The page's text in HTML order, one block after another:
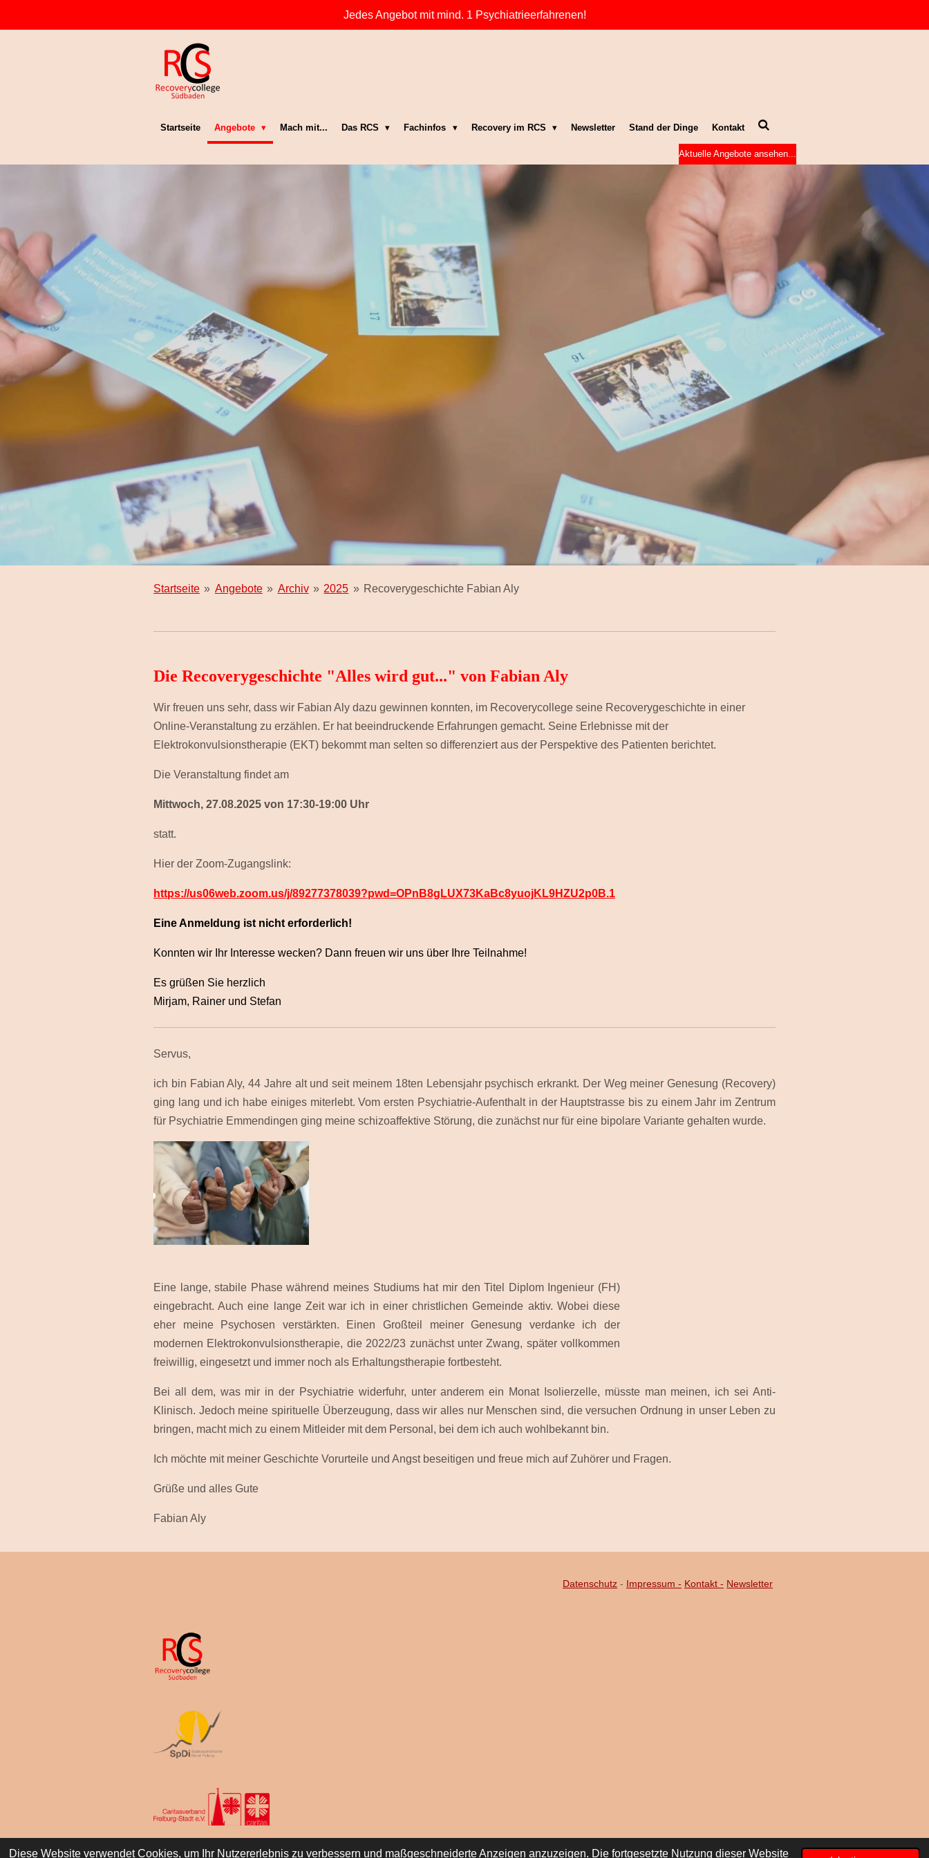
Diese Website verwendet Cookies, um Ihr Nutzererlebnis zu verbessern und maßgeschneiderte Anzeigen anzuzeigen. Die fortgesetzte Nutzung dieser Website
Jedes Angebot mit mind. 1 Psychiatrieerfahrenen!
Startseite Angebote Mach mit... Das RCS Fachinfos Recovery im RCS Newsletter Stand der Dinge Kontakt
Aktuelle Angebote ansehen...
Startseite » Angebote » Archiv » 2025 » Recoverygeschichte Fabian Aly
Die Recoverygeschichte "Alles wird gut..." von Fabian Aly
Wir freuen uns sehr, dass wir Fabian Aly dazu gewinnen konnten, im Recoverycollege seine Recoverygeschichte in einer
Online-Veranstaltung zu erzählen. Er hat beeindruckende Erfahrungen gemacht. Seine Erlebnisse mit der
Elektrokonvulsionstherapie (EKT) bekommt man selten so differenziert aus der Perspektive des Patienten berichtet.
Die Veranstaltung findet am
Mittwoch, 27.08.2025 von 17:30-19:00 Uhr
statt.
Hier der Zoom-Zugangslink:
https://us06web.zoom.us/j/89277378039?pwd=OPnB8gLUX73KaBc8yuojKL9HZU2p0B.1
Eine Anmeldung ist nicht erforderlich!
Konnten wir Ihr Interesse wecken? Dann freuen wir uns über Ihre Teilnahme!
Es grüßen Sie herzlich
Mirjam, Rainer und Stefan
Servus,
ich bin Fabian Aly, 44 Jahre alt und seit meinem 18ten Lebensjahr psychisch erkrankt. Der Weg meiner Genesung (Recovery)
ging lang und ich habe einiges miterlebt. Vom ersten Psychiatrie-Aufenthalt in der Hauptstrasse bis zu einem Jahr im Zentrum
für Psychiatrie Emmendingen ging meine schizoaffektive Störung, die zunächst nur für eine bipolare Variante gehalten wurde.
Eine lange, stabile Phase während meines Studiums hat mir den Titel Diplom Ingenieur (FH)
eingebracht. Auch eine lange Zeit war ich in einer christlichen Gemeinde aktiv. Wobei diese
eher meine Psychosen verstärkten. Einen Großteil meiner Genesung verdanke ich der
modernen Elektrokonvulsionstherapie, die 2022/23 zunächst unter Zwang, später vollkommen
freiwillig, eingesetzt und immer noch als Erhaltungstherapie fortbesteht.
Bei all dem, was mir in der Psychiatrie widerfuhr, unter anderem ein Monat Isolierzelle, müsste man meinen, ich sei Anti-
Klinisch. Jedoch meine spirituelle Überzeugung, dass wir alles nur Menschen sind, die versuchen Ordnung in unser Leben zu
bringen, macht mich zu einem Mitleider mit dem Personal, bei dem ich auch wohlbekannt bin.
Ich möchte mit meiner Geschichte Vorurteile und Angst beseitigen und freue mich auf Zuhörer und Fragen.
Grüße und alles Gute
Fabian Aly
Datenschutz - Impressum - Kontakt - Newsletter
© 2023-2026 Recoverycollege Südbaden | Version 3.1.0 Mit Unterstützung vonWebador